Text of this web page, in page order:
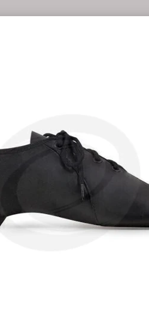
Rumpf jazzschoenen